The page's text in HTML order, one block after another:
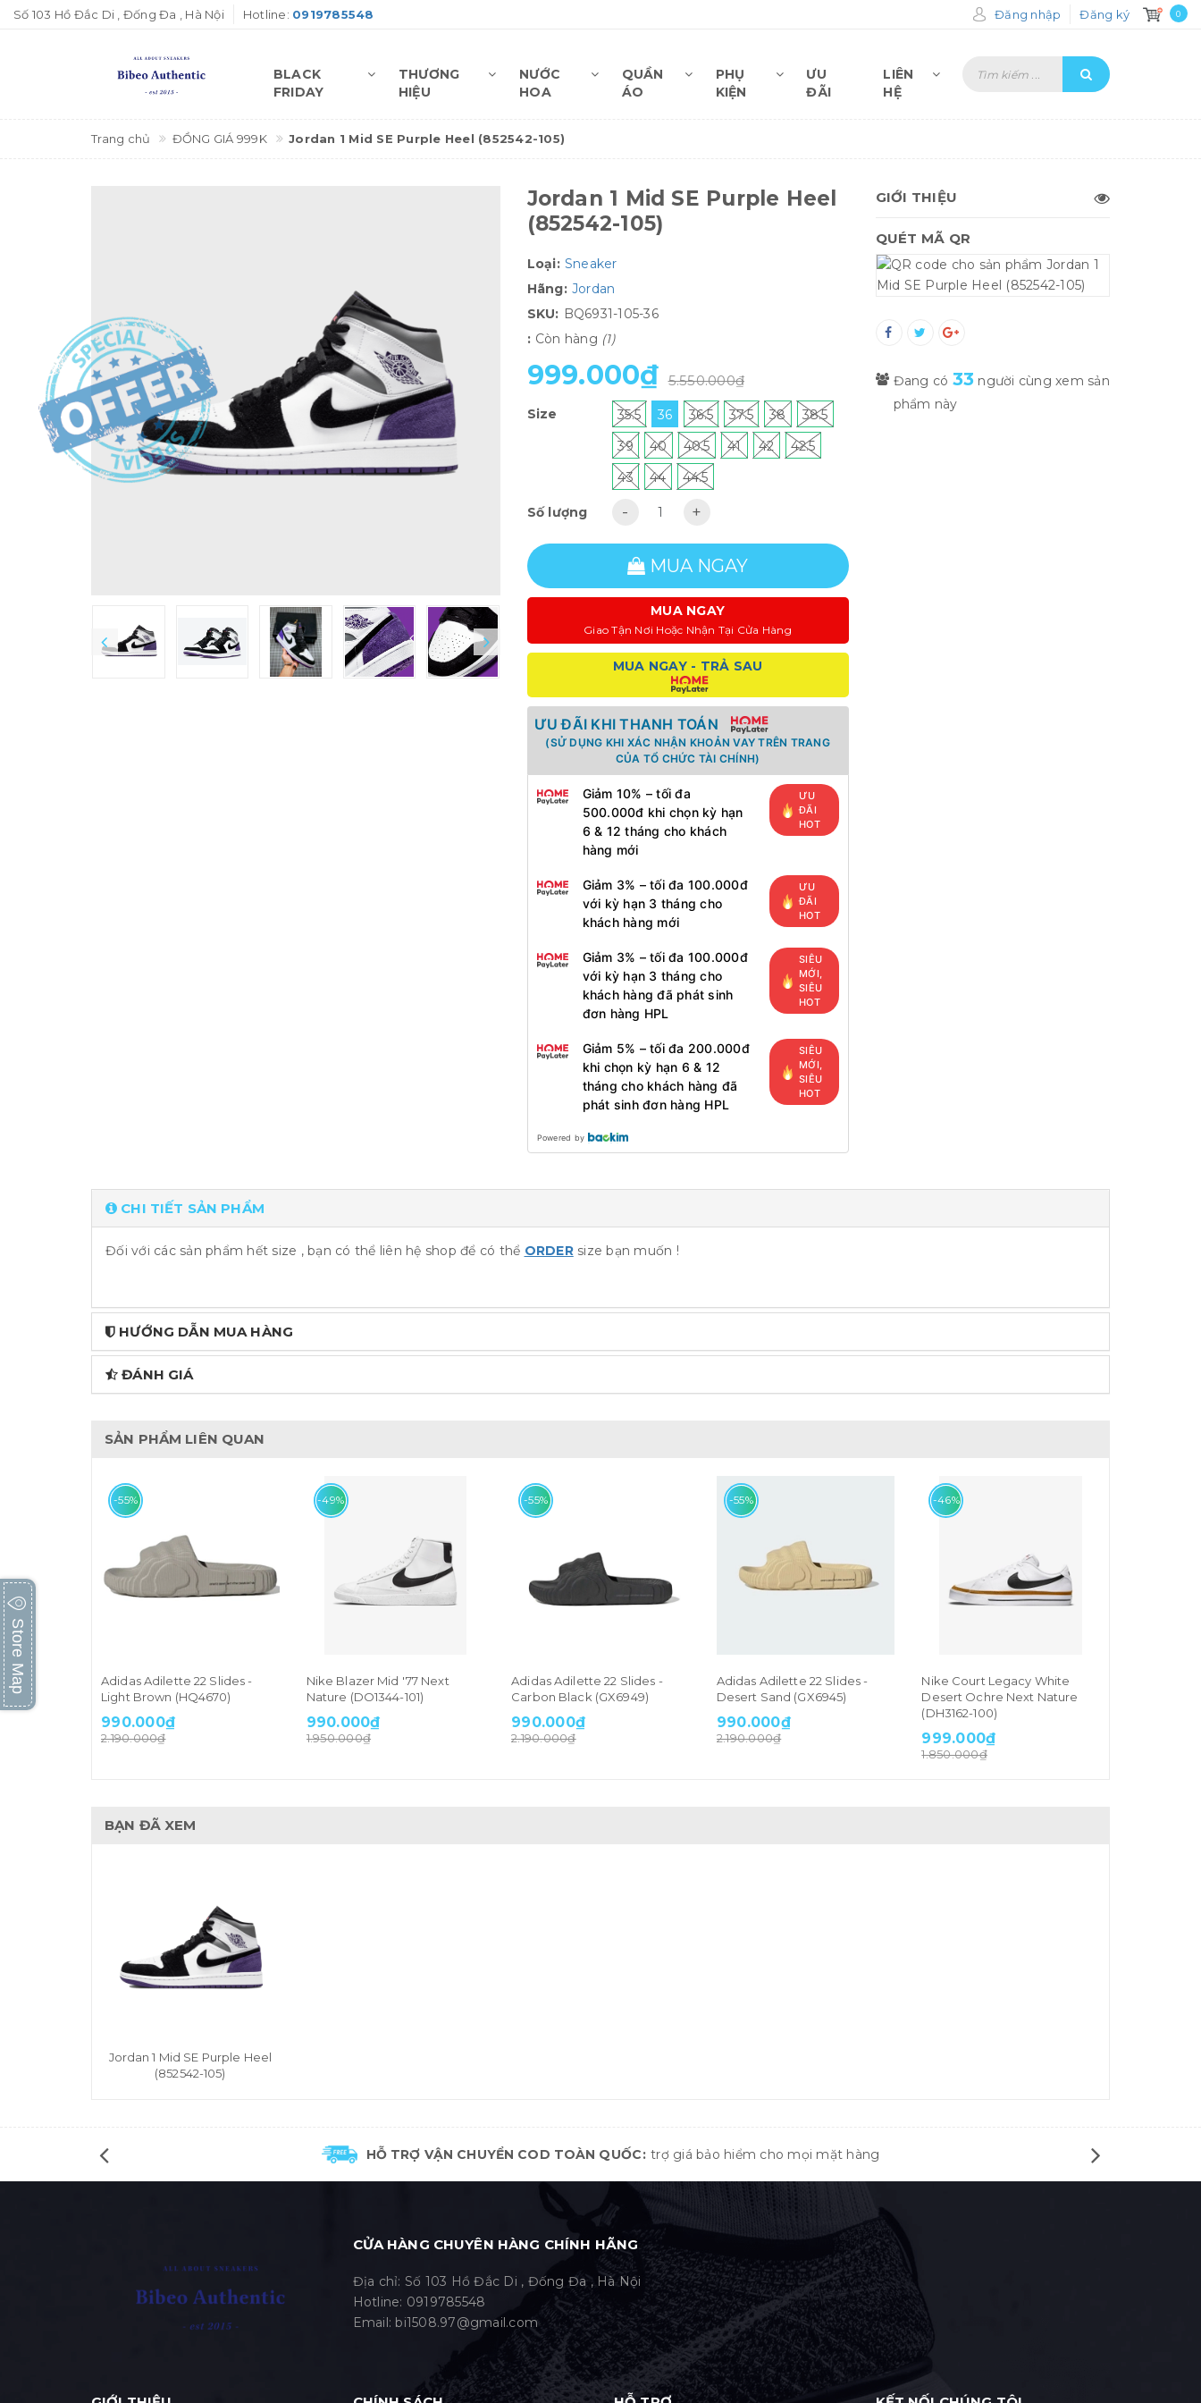
Số 103 Hồ Đắc Di , Đống Đa , Hà Nội Hotline: 0919785548 0
Đăng nhập Đăng ký
BLACK
FRIDAY
THƯƠNG
HIỆU
NƯỚC
HOA
QUẦN
ÁO
PHỤ
KIỆN
ƯU
ĐÃI
LIÊN
HỆ
Trang chủ ĐỒNG GIÁ 999K Jordan 1 Mid SE Purple Heel (852542-105)
Jordan 1 Mid SE Purple Heel
(852542-105)
Loại: Sneaker
Hãng: Jordan
SKU: BQ6931-105-36
: Còn hàng (1)
999.000₫ 5.550.000₫
Size 35.5 36 36.5 37.5 38
38.5
39
40 40.5 41 42
42.5
43
44 44.5
Số lượng - +
MUA NGAY
MUA NGAY
Giao Tận Nơi Hoặc Nhận Tại Cửa Hàng
MUA NGAY - TRẢ SAU
ƯU ĐÃI KHI THANH TOÁN
(SỬ DỤNG KHI XÁC NHẬN KHOẢN VAY TRÊN TRANG
CỦA TỔ CHỨC TÀI CHÍNH)
Giảm 10% – tối đa
500.000đ khi chọn kỳ hạn
6 & 12 tháng cho khách
hàng mới
ƯU
ĐÃI
HOT
Giảm 3% – tối đa 100.000đ
với kỳ hạn 3 tháng cho
khách hàng mới
ƯU
ĐÃI
HOT
Giảm 3% – tối đa 100.000đ
với kỳ hạn 3 tháng cho
khách hàng đã phát sinh
đơn hàng HPL
SIÊU
MỚI,
SIÊU
HOT
Giảm 5% – tối đa 200.000đ
khi chọn kỳ hạn 6 & 12
tháng cho khách hàng đã
phát sinh đơn hàng HPL
SIÊU
MỚI,
SIÊU
HOT
Powered by
GIỚI THIỆU
QUÉT MÃ QR
Đang có 33 người cùng xem sản
phẩm này
CHI TIẾT SẢN PHẨM
Đối với các sản phẩm hết size , bạn có thể liên hệ shop để có thể ORDERsize bạn muốn !
HƯỚNG DẪN MUA HÀNG
ĐÁNH GIÁ
SẢN PHẨM LIÊN QUAN
-55%
Adidas Adilette 22 Slides -
Light Brown (HQ4670)
990.000₫
2.190.000₫
-49%
Nike Blazer Mid '77 Next
Nature (DO1344-101)
990.000₫
1.950.000₫
-55%
Adidas Adilette 22 Slides -
Carbon Black (GX6949)
990.000₫
2.190.000₫
-55%
Adidas Adilette 22 Slides -
Desert Sand (GX6945)
990.000₫
2.190.000₫
-46%
Nike Court Legacy White
Desert Ochre Next Nature
(DH3162-100)
999.000₫
1.850.000₫
BẠN ĐÃ XEM
Jordan 1 Mid SE Purple Heel
(852542-105)
HỖ TRỢ VẬN CHUYỂN COD TOÀN QUỐC trợ giá bảo hiểm cho mọi mặt hàng
CỬA HÀNG CHUYÊN HÀNG CHÍNH HÃNG
Địa chỉ: Số 103 Hồ Đắc Di , Đống Đa , Hà Nội
Hotline: 0919785548
Email: bi1508.97@gmail.com
Store Map